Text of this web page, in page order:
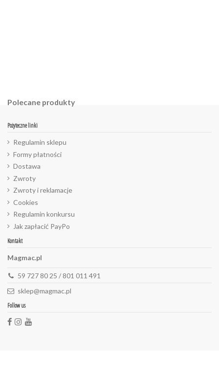
Polecane produkty
Pożyteczne linki
Regulamin sklepu
Formy płatności
Dostawa
Zwroty
Zwroty i reklamacje
Cookies
Regulamin konkursu
Jak zapłacić PayPo
Kontakt
Magmac.pl
59 727 80 25 / 801 011 491
sklep@magmac.pl
Follow us